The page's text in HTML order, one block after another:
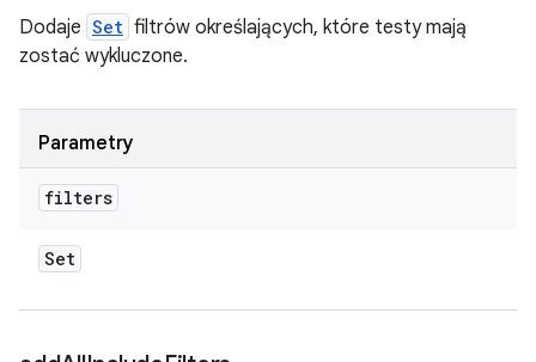
Dodaje Set filtrów określających, które testy mają
zostać wykluczone.
Parametry
filters
Set